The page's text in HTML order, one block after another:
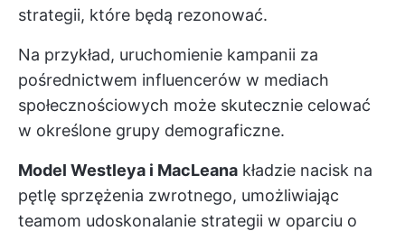
strategii, które będą rezonować.
Na przykład, uruchomienie kampanii za
pośrednictwem influencerów w mediach
społecznościowych może skutecznie celować
w określone grupy demograficzne.
Model Westleya i MacLeana kładzie nacisk na
pętlę sprzężenia zwrotnego, umożliwiając
teamom udoskonalanie strategii w oparciu o